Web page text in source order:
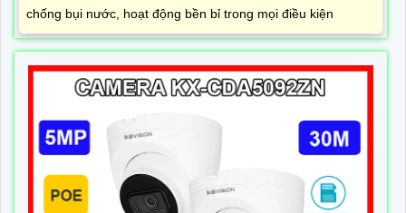
chống bụi nước, hoạt động bền bỉ trong mọi điều kiện